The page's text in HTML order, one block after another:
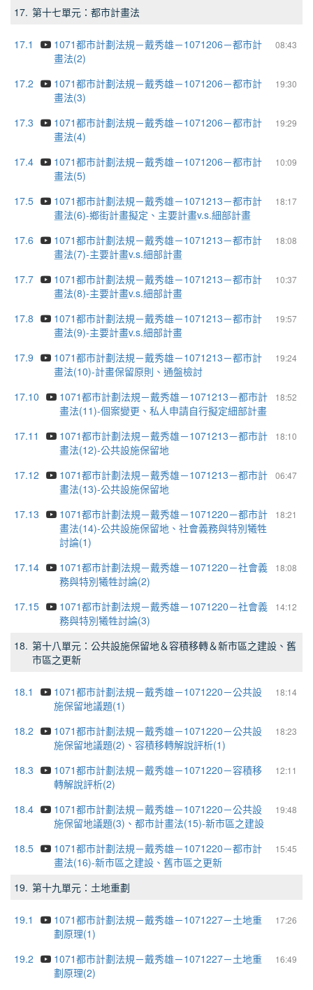
17. 第十七單元：都市計畫法
17.1 08:43
1071都市計劃法規－戴秀雄－1071206－都市計
畫法(2)
17.2
19:30
1071都市計劃法規－戴秀雄－1071206－都市計
畫法(3)
17.3
19:29
1071都市計劃法規－戴秀雄－1071206－都市計
畫法(4)
17.4
10:09
1071都市計劃法規－戴秀雄－1071206－都市計
畫法(5)
17.5
18:17
1071都市計劃法規－戴秀雄－1071213－都市計
畫法(6)-鄉街計畫擬定、主要計畫v.s.細部計畫
17.6
18:08
1071都市計劃法規－戴秀雄－1071213－都市計
畫法(7)-主要計畫v.s.細部計畫
17.7
10:37
1071都市計劃法規－戴秀雄－1071213－都市計
畫法(8)-主要計畫v.s.細部計畫
17.8
19:57
1071都市計劃法規－戴秀雄－1071213－都市計
畫法(9)-主要計畫v.s.細部計畫
17.9
19:24
1071都市計劃法規－戴秀雄－1071213－都市計
畫法(10)-計畫保留原則、通盤檢討
17.10
18:52
1071都市計劃法規－戴秀雄－1071213－都市計
畫法(11)-個案變更、私人申請自行擬定細部計畫
17.11
18:10
1071都市計劃法規－戴秀雄－1071213－都市計
畫法(12)-公共設施保留地
17.12
06:47
1071都市計劃法規－戴秀雄－1071213－都市計
畫法(13)-公共設施保留地
17.13
18:21
1071都市計劃法規－戴秀雄－1071220－都市計
畫法(14)-公共設施保留地、社會義務與特別犧牲
討論(1)
17.14
18:08
1071都市計劃法規－戴秀雄－1071220－社會義
務與特別犧牲討論(2)
17.15
14:12
1071都市計劃法規－戴秀雄－1071220－社會義
務與特別犧牲討論(3)
18. 第十八單元：公共設施保留地＆容積移轉＆新市區之建設、舊
市區之更新
18.1 18:14
1071都市計劃法規－戴秀雄－1071220－公共設
施保留地議題(1)
18.2
18:23
1071都市計劃法規－戴秀雄－1071220－公共設
施保留地議題(2)、容積移轉解說評析(1)
18.3
12:11
1071都市計劃法規－戴秀雄－1071220－容積移
轉解說評析(2)
18.4
19:48
1071都市計劃法規－戴秀雄－1071220－公共設
施保留地議題(3)、都市計畫法(15)-新市區之建設
18.5
15:45
1071都市計劃法規－戴秀雄－1071220－都市計
畫法(16)-新市區之建設、舊市區之更新
19. 第十九單元：土地重劃
19.1 17:26
1071都市計劃法規－戴秀雄－1071227－土地重
劃原理(1)
19.2
16:49
1071都市計劃法規－戴秀雄－1071227－土地重
劃原理(2)